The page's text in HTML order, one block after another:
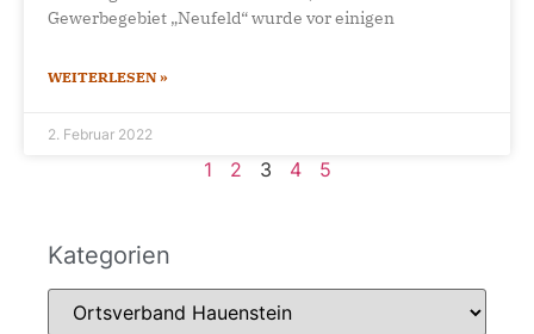
Gewerbegebiet „Neufeld“ wurde vor einigen
WEITERLESEN »
2. Februar 2022
1 2 3 4 5
Kategorien